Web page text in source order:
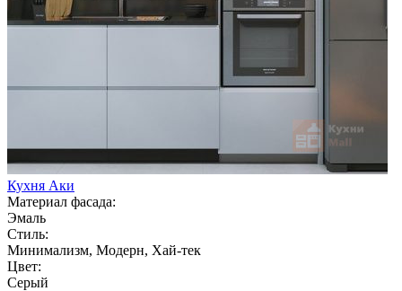
Кухня Аки
Материал фасада:
Эмаль
Стиль:
Минимализм, Модерн, Хай-тек
Цвет:
Серый